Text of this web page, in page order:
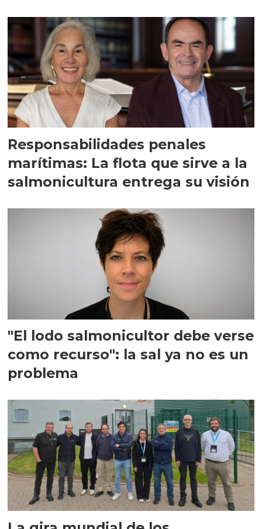
Responsabilidades penales
marítimas: La flota que sirve a la
salmonicultura entrega su visión
"El lodo salmonicultor debe verse
como recurso": la sal ya no es un
problema